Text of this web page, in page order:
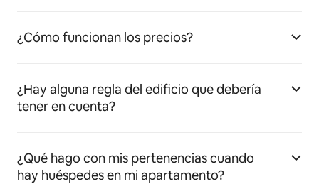
¿Cómo funcionan los precios?
¿Hay alguna regla del edificio que debería
tener en cuenta?
¿Qué hago con mis pertenencias cuando
hay huéspedes en mi apartamento?